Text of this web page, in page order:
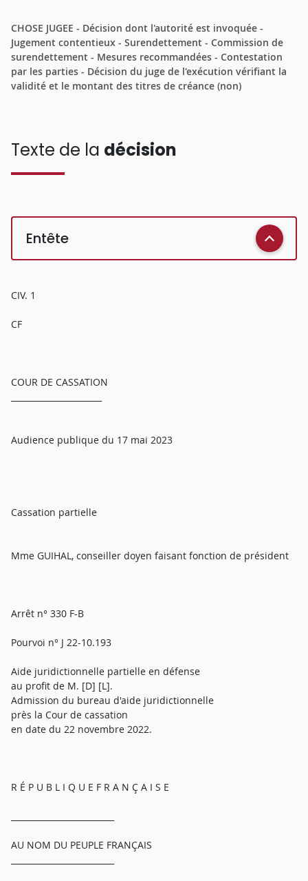
CHOSE JUGEE - Décision dont l'autorité est invoquée -
Jugement contentieux - Surendettement - Commission de
surendettement - Mesures recommandées - Contestation
par les parties - Décision du juge de l'exécution vérifiant la
validité et le montant des titres de créance (non)
Texte de la décision
Entête
CIV. 1
CF
COUR DE CASSATION
Audience publique du 17 mai 2023
Cassation partielle
Mme GUIHAL, conseiller doyen faisant fonction de président
Arrêt n° 330 F-B
Pourvoi n° J 22-10.193
Aide juridictionnelle partielle en défense
au profit de M. [D] [L].
Admission du bureau d'aide juridictionnelle
près la Cour de cassation
en date du 22 novembre 2022.
R É P U B L I Q U E F R A N Ç A I S E
AU NOM DU PEUPLE FRANÇAIS